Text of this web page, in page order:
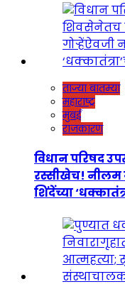
ताज्या बातम्या
महाराष्ट्र
मुंबई
राजकारण
विधान परिषद
रस्सीखेच! नीलम
शिंदेंच्या